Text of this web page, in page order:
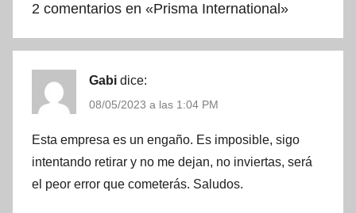
2 comentarios en «Prisma International »
Gabi dice:
08/05/2023 a las 1:04 PM
Esta empresa es un engaño. Es imposible, sigo
intentando retirar y no me dejan, no inviertas, será
el peor error que cometerás. Saludos.